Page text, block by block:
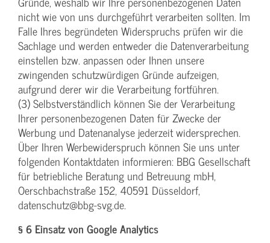
nicht wie von uns durchgeführt verarbeiten sollten. Im
Falle Ihres begründeten Widerspruchs prüfen wir die
Sachlage und werden entweder die Datenverarbeitung
einstellen bzw. anpassen oder Ihnen unsere
zwingenden schutzwürdigen Gründe aufzeigen,
aufgrund derer wir die Verarbeitung fortführen.
(3) Selbstverständlich können Sie der Verarbeitung
Ihrer personenbezogenen Daten für Zwecke der
Werbung und Datenanalyse jederzeit widersprechen.
Über Ihren Werbewiderspruch können Sie uns unter
folgenden Kontaktdaten informieren: BBG Gesellschaft
für betriebliche Beratung und Betreuung mbH,
Oerschbachstraße 152, 40591 Düsseldorf,
datenschutz@bbg-svg.de.
§ 6 Einsatz von Google Analytics